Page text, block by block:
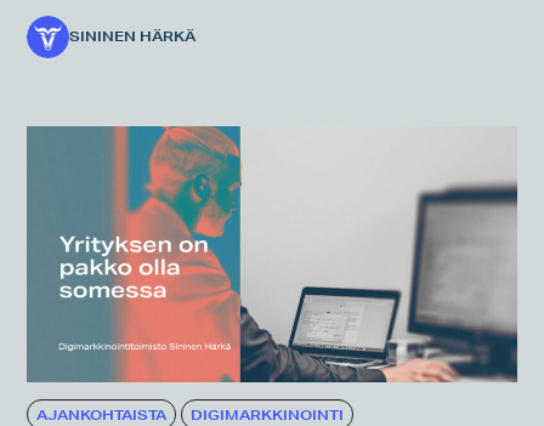
SININEN HÄRKÄ
AJANKOHTAISTA DIGIMARKKINOINTI